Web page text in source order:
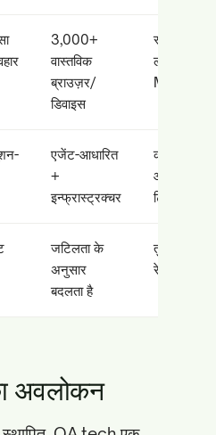
3,000+
वास्तविक
ब्राउज़र/
डिवाइस
स्वायत्त फ़िक्स
लूप्स और
MCP सर्वर
एजेंट-आधारित
+
इन्फ्रास्ट्रक्चर
क्रेडिट-
आधारित
टियर
जटिलता के
अनुसार
बदलता है
तुरंत (IDE-
रेडी)
अवलोकन